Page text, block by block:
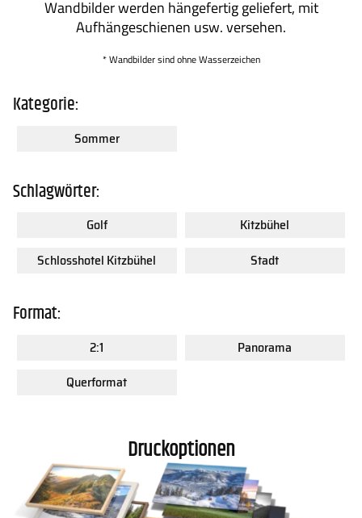
Wandbilder werden hängefertig geliefert, mit
Aufhängeschienen usw. versehen.
* Wandbilder sind ohne Wasserzeichen
Kategorie:
Sommer
Schlagwörter:
Golf
Kitzbühel
Schlosshotel Kitzbühel
Stadt
Format:
2:1
Panorama
Querformat
Druckoptionen